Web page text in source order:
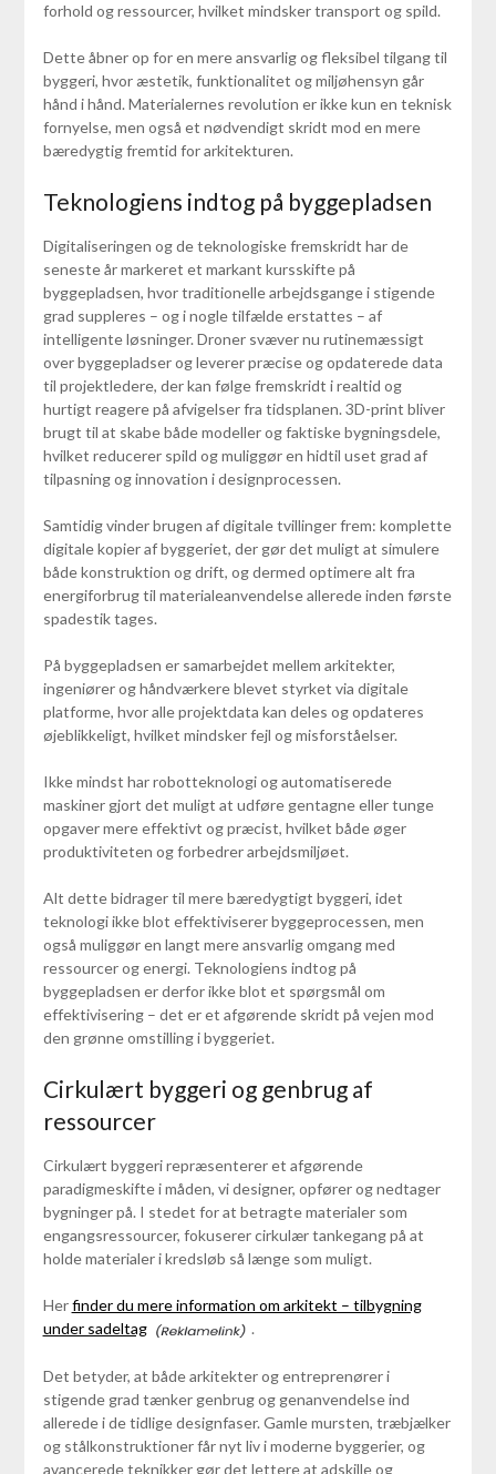
forhold og ressourcer, hvilket mindsker transport og spild.
Dette åbner op for en mere ansvarlig og fleksibel tilgang til
byggeri, hvor æstetik, funktionalitet og miljøhensyn går
hånd i hånd. Materialernes revolution er ikke kun en teknisk
fornyelse, men også et nødvendigt skridt mod en mere
bæredygtig fremtid for arkitekturen.
Teknologiens indtog på byggepladsen
Digitaliseringen og de teknologiske fremskridt har de
seneste år markeret et markant kursskifte på
byggepladsen, hvor traditionelle arbejdsgange i stigende
grad suppleres – og i nogle tilfælde erstattes – af
intelligente løsninger. Droner svæver nu rutinemæssigt
over byggepladser og leverer præcise og opdaterede data
til projektledere, der kan følge fremskridt i realtid og
hurtigt reagere på afvigelser fra tidsplanen. 3D-print bliver
brugt til at skabe både modeller og faktiske bygningsdele,
hvilket reducerer spild og muliggør en hidtil uset grad af
tilpasning og innovation i designprocessen.
Samtidig vinder brugen af digitale tvillinger frem: komplette
digitale kopier af byggeriet, der gør det muligt at simulere
både konstruktion og drift, og dermed optimere alt fra
energiforbrug til materialeanvendelse allerede inden første
spadestik tages.
På byggepladsen er samarbejdet mellem arkitekter,
ingeniører og håndværkere blevet styrket via digitale
platforme, hvor alle projektdata kan deles og opdateres
øjeblikkeligt, hvilket mindsker fejl og misforståelser.
Ikke mindst har robotteknologi og automatiserede
maskiner gjort det muligt at udføre gentagne eller tunge
opgaver mere effektivt og præcist, hvilket både øger
produktiviteten og forbedrer arbejdsmiljøet.
Alt dette bidrager til mere bæredygtigt byggeri, idet
teknologi ikke blot effektiviserer byggeprocessen, men
også muliggør en langt mere ansvarlig omgang med
ressourcer og energi. Teknologiens indtog på
byggepladsen er derfor ikke blot et spørgsmål om
effektivisering – det er et afgørende skridt på vejen mod
den grønne omstilling i byggeriet.
Cirkulært byggeri og genbrug af
ressourcer
Cirkulært byggeri repræsenterer et afgørende
paradigmeskifte i måden, vi designer, opfører og nedtager
bygninger på. I stedet for at betragte materialer som
engangsressourcer, fokuserer cirkulær tankegang på at
holde materialer i kredsløb så længe som muligt.
Herfinder du mere information om arkitekt – tilbygning
under sadeltag
.
Det betyder, at både arkitekter og entreprenører i
stigende grad tænker genbrug og genanvendelse ind
allerede i de tidlige designfaser. Gamle mursten, træbjælker
og stålkonstruktioner får nyt liv i moderne byggerier, og
avancerede teknikker gør det lettere at adskille og